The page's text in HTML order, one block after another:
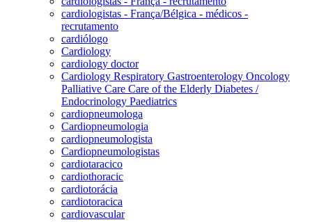
cardiologistas - França/Bélgica - médicos -
recrutamento
cardiólogo
Cardiology
cardiology doctor
Cardiology Respiratory Gastroenterology Oncology
Palliative Care Care of the Elderly Diabetes /
Endocrinology Paediatrics
cardiopneumologa
Cardiopneumologia
cardiopneumologista
Cardiopneumologistas
cardiotaracico
cardiothoracic
cardiotorácia
cardiotoracica
cardiovascular